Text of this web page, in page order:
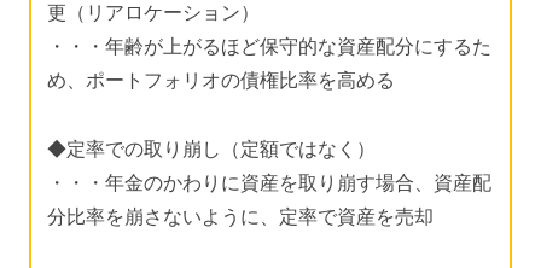
更（リアロケーション）
・・・年齢が上がるほど保守的な資産配分にするた
め、ポートフォリオの債権比率を高める
◆定率での取り崩し（定額ではなく）
・・・年金のかわりに資産を取り崩す場合、資産配
分比率を崩さないように、定率で資産を売却